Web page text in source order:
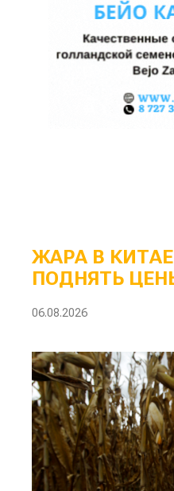
ЖАРА В
ПОДНЯТЬ
06.08.2026